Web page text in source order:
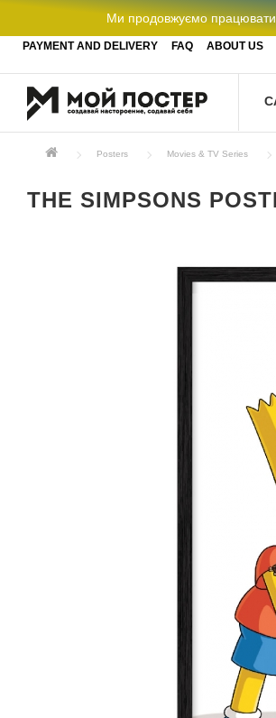
Ми продовжуємо працювати!
PAYMENT AND DELIVERY FAQ ABOUT US
Posters Movies & TV Series
THE SIMPSONS